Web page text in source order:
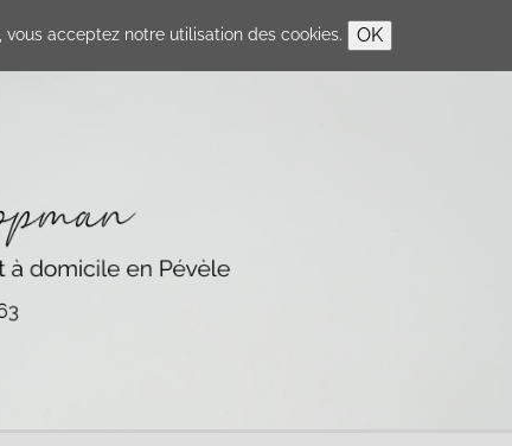
acceptez notre utilisation des cookies. OK